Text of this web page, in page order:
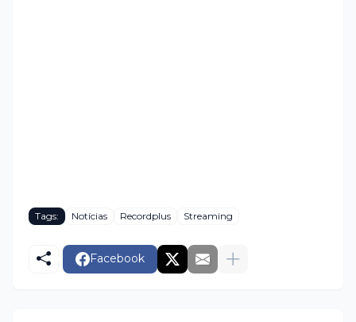
Tags: Notícias Recordplus Streaming
Facebook